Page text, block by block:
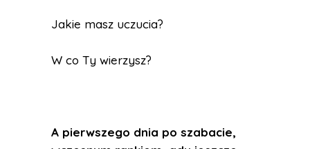
Jakie masz uczucia?
W co Ty wierzysz?
A pierwszego dnia po szabacie,